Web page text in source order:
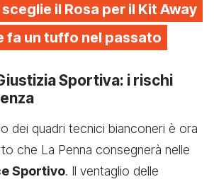
il Rosa per il Kit Away
fa un tuffo nel passato
Sportiva: i rischi
dei quadri tecnici bianconeri è ora
che La Penna consegnerà nelle
Sportivo. Il ventaglio delle